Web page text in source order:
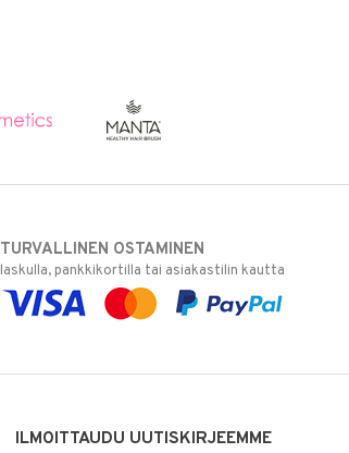
TURVALLINEN OSTAMINEN
laskulla, pankkikortilla tai asiakastilin kautta
ILMOITTAUDU UUTISKIRJEEMME